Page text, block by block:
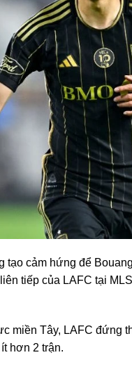
tạo cảm hứng để
tiếp của LAFC tại
miền Tây, LAFC đứng
hơn 2 trận.